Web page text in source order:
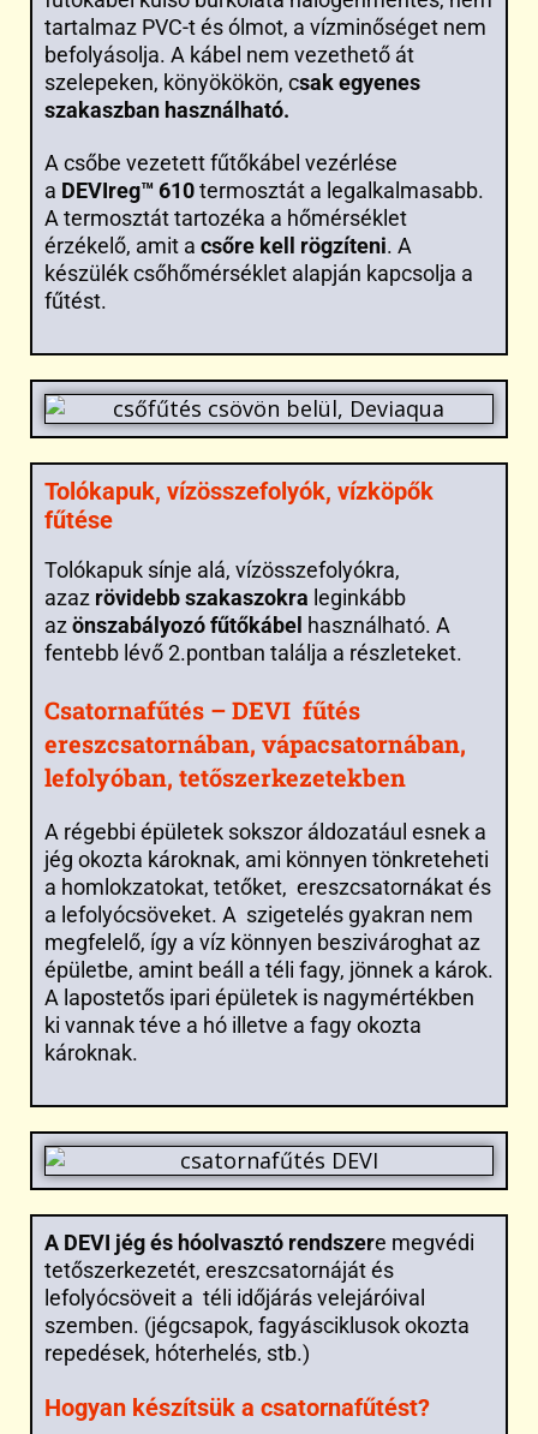
tartalmaz PVC-t és ólmot, a vízminőséget nem
befolyásolja. A kábel nem vezethető át
szelepeken, könyökökön, csak egyenes
szakaszban használható.
A csőbe vezetett fűtőkábel vezérlése
a DEVIreg™ 610termosztát a legalkalmasabb.
A termosztát tartozéka a hőmérséklet
érzékelő, amit a csőre kell rögzíteni. A
készülék csőhőmérséklet alapján kapcsolja a
fűtést.
Tolókapuk, vízösszefolyók, vízköpők
fűtése
Tolókapuk sínje alá, vízösszefolyókra,
azaz rövidebb szakaszokra leginkább
azönszabályozó fűtőkábel használható. A
fentebb lévő 2.pontban találja a részleteket.
Csatornafűtés – DEVI fűtés
ereszcsatornában, vápacsatornában,
lefolyóban, tetőszerkezetekben
A régebbi épületek sokszor áldozatául esnek a
jég okozta károknak, ami könnyen tönkreteheti
a homlokzatokat, tetőket, ereszcsatornákat és
a lefolyócsöveket. A szigetelés gyakran nem
megfelelő, így a víz könnyen beszivároghat az
épületbe, amint beáll a téli fagy, jönnek a károk.
A lapostetős ipari épületek is nagymértékben
ki vannak téve a hó illetve a fagy okozta
károknak.
A DEVI jég és hóolvasztó rendszere megvédi
tetőszerkezetét, ereszcsatornáját és
lefolyócsöveit a téli időjárás velejáróival
szemben. (jégcsapok, fagyásciklusok okozta
repedések, hóterhelés, stb.)
Hogyan készítsük a csatornafűtést?